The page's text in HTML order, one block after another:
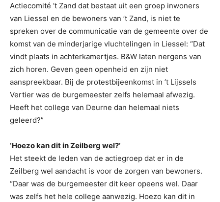
Actiecomité ’t Zand dat bestaat uit een groep inwoners
van Liessel en de bewoners van ’t Zand, is niet te
spreken over de communicatie van de gemeente over de
komst van de minderjarige vluchtelingen in Liessel: “Dat
vindt plaats in achterkamertjes. B&W laten nergens van
zich horen. Geven geen openheid en zijn niet
aanspreekbaar. Bij de protestbijeenkomst in ’t Lijssels
Vertier was de burgemeester zelfs helemaal afwezig.
Heeft het college van Deurne dan helemaal niets
geleerd?”
‘Hoezo kan dit in Zeilberg wel?’
Het steekt de leden van de actiegroep dat er in de
Zeilberg wel aandacht is voor de zorgen van bewoners.
“Daar was de burgemeester dit keer opeens wel. Daar
was zelfs het hele college aanwezig. Hoezo kan dit in